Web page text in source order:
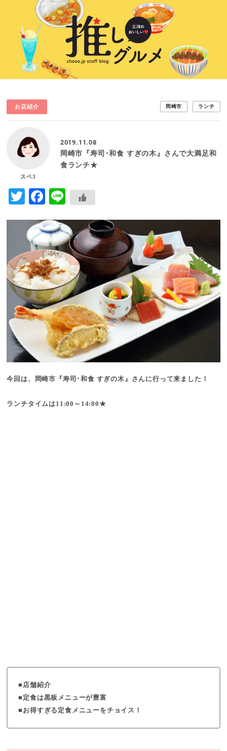
お店紹介 岡崎市 ランチ
スペ3
2019.11.08
岡崎市『寿司･和食 すぎの木』さんで大満足和
食ランチ★
Twitter
Facebook
Line
今回は、岡崎市『寿司･和食 すぎの木』さんに行って来ました！
ランチタイムは11:00～14:00★
店舗紹介
定食は黒板メニューが豊富
お得すぎる定食メニューをチョイス！